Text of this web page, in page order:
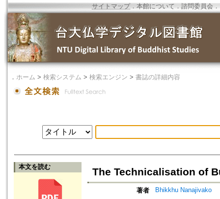
サイトマップ．本館について ． 諮問委員会 ．
． ホーム > 検索システム > 検索エンジン > 書誌の詳細内容
本文を読む The Technicalisation of
著者 Bhikkhu Nanajivako